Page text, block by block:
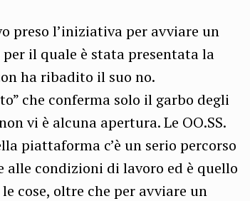
preso l’iniziativa per avviare un
il quale è stata presentata la
ha ribadito il suo no.
che conferma solo il garbo degli
vi è alcuna apertura. Le OO.SS.
piattaforma c’è un serio percorso
condizioni di lavoro ed è quello
cose, oltre che per avviare un